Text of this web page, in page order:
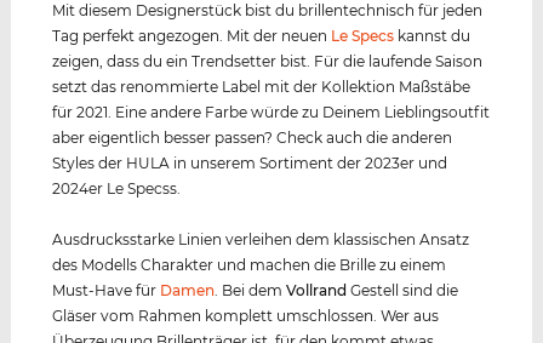
Mit diesem Designerstück bist du brillentechnisch für jeden
Tag perfekt angezogen. Mit der neuen Le Specs kannst du
zeigen, dass du ein Trendsetter bist. Für die laufende Saison
setzt das renommierte Label mit der Kollektion Maßstäbe
für 2021. Eine andere Farbe würde zu Deinem Lieblingsoutfit
aber eigentlich besser passen? Check auch die anderen
Styles der HULA in unserem Sortiment der 2023er und
2024er Le Specss.
Ausdrucksstarke Linien verleihen dem klassischen Ansatz
des Modells Charakter und machen die Brille zu einem
Must-Have für Damen. Bei demVollrand Gestell sind die
Gläser vom Rahmen komplett umschlossen. Wer aus